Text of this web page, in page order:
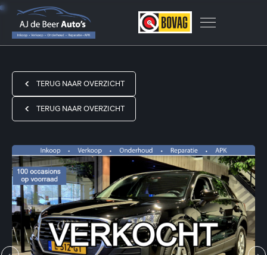
TERUG NAAR OVERZICHT
TERUG NAAR OVERZICHT